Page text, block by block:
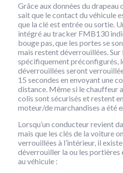
Grâce aux données du drapeau
sait que le contact du véhicule
que la clé est entrée ou sortie.
intégré au tracker FMB130
bouge pas, que les portes se
mais restent déverrouillées.
spécifiquement préconfigurés,
déverrouillées seront
15 secondes en envoyant une
distance. Même si le chauffeur
colis sont sécurisés et restent
moteur/de marchandises a été
Lorsqu’un conducteur revient
mais que les clés de la voiture
verrouillées à l’intérieur, il
déverrouiller la ou les portières
au véhicule :